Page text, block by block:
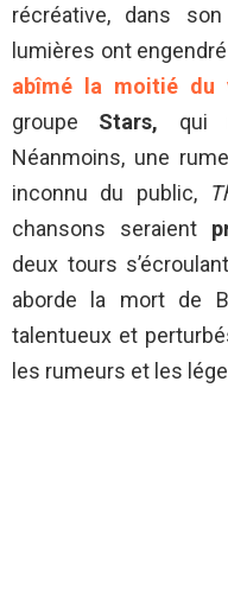
récréative, dans
lumières ont
abîmé la moitié du
groupe Stars, qui
Néanmoins, une
inconnu du public,
chansons seraient
deux tours
aborde la mort de
talentueux et
les rumeurs et les